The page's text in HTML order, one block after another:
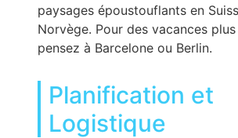
paysages époustouflants en
Norvège. Pour des vacances plus
pensez à Barcelone ou Berlin.
Planification et
Logistique